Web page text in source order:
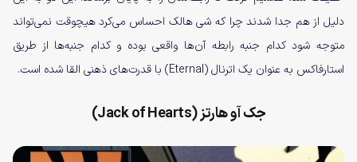
دلیل از هم جدا شدند چرا که شی هالک احساس می‌کرد هیچوقت نمی‌تواند
متوجه شود کدام جنبه رابطه آن‌ها واقعی بوده و کدام جنبه‌ها از طریق
استارفاکس به عنوان یک اترنال (Eternal) با قدرت‌های ذهنی القا شده است.
جک آو هارتز (Jack of Hearts)